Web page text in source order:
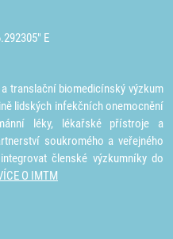
E
translační biomedicínský výzkum
lidských infekčních onemocnění
léky, lékařské přístroje a
soukromého a veřejného
členské výzkumníky do
O IMTM